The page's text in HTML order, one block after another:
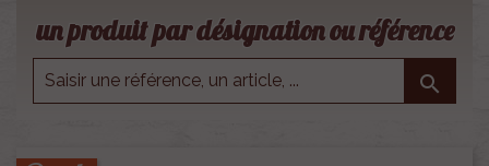
un produit par désignation ou référence
